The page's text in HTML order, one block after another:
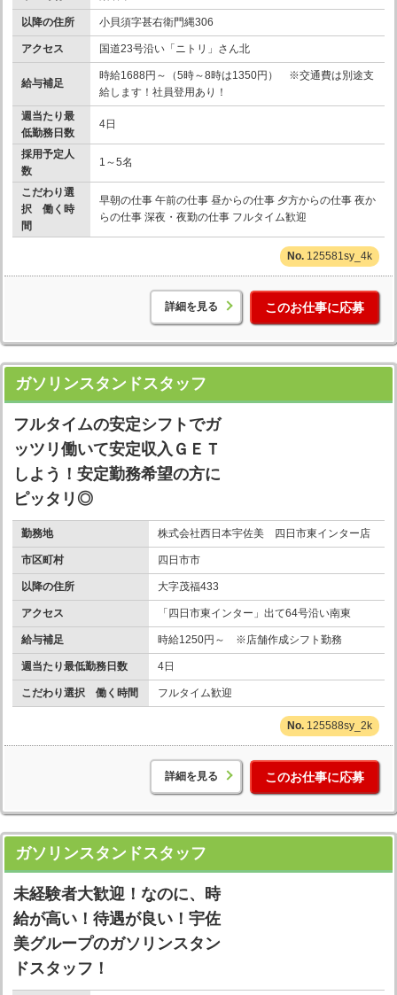
以降の住所 小貝須字甚右衛門縄306
アクセス 国道23号沿い「ニトリ」さん北
給与補足
時給1688円～（5時～8時は1350円） ※交通費は別途支
給します！社員登用あり！
週当たり最
低勤務日数
4日
採用予定人
数
1～5名
こだわり選
択 働く時
間
早朝の仕事 午前の仕事 昼からの仕事 夕方からの仕事 夜か
らの仕事 深夜・夜勤の仕事 フルタイム歓迎
125581sy_4k
詳細を見る このお仕事に応募
ガソリンスタンドスタッフ
フルタイムの安定シフトでガ
ッツリ働いて安定収入ＧＥＴ
しよう！安定勤務希望の方に
ピッタリ◎
勤務地 株式会社西日本宇佐美 四日市東インター店
市区町村 四日市市
以降の住所 大字茂福433
アクセス 「四日市東インター」出て64号沿い南東
給与補足 時給1250円～ ※店舗作成シフト勤務
週当たり最低勤務日数 4日
こだわり選択 働く時間 フルタイム歓迎
125588sy_2k
詳細を見る このお仕事に応募
ガソリンスタンドスタッフ
未経験者大歓迎！なのに、時
給が高い！待遇が良い！宇佐
美グループのガソリンスタン
ドスタッフ！